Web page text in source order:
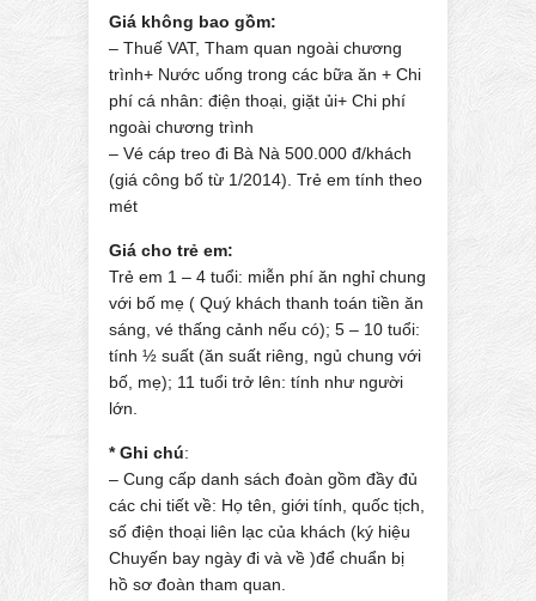
Giá không bao gồm:
– Thuế VAT, Tham quan ngoài chương
trình+ Nước uống trong các bữa ăn + Chi
phí cá nhân: điện thoại, giặt ủi+ Chi phí
ngoài chương trình
– Vé cáp treo đi Bà Nà 500.000 đ/khách
(giá công bố từ 1/2014). Trẻ em tính theo
mét
Giá cho trẻ em:
Trẻ em 1 – 4 tuổi: miễn phí ăn nghỉ chung
với bố mẹ ( Quý khách thanh toán tiền ăn
sáng, vé thấng cảnh nếu có); 5 – 10 tuổi:
tính ½ suất (ăn suất riêng, ngủ chung với
bố, mẹ); 11 tuổi trở lên: tính như người
lớn.
* Ghi chú:
– Cung cấp danh sách đoàn gồm đầy đủ
các chi tiết về: Họ tên, giới tính, quốc tịch,
số điện thoại liên lạc của khách (ký hiệu
Chuyến bay ngày đi và về )để chuẩn bị
hồ sơ đoàn tham quan.